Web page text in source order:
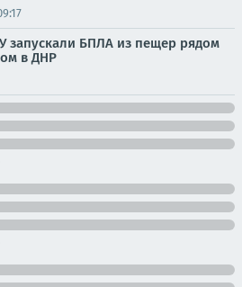
запускали БПЛА из пещер рядом
в ДНР